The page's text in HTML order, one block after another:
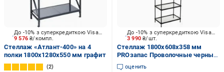
9 576₴/компл.
До -10% з суперкредиткою Visa Вигода
Стеллаж «Атлант-400» на 4
полки 1800x1280x550 мм графит
2
3 990₴/шт.
До -10% з суперкредиткою Visa Вигода
Стеллаж 1800x608x358 мм
PROзапас Проволочные черный
металл полки 6 шт. крашенный
оценить